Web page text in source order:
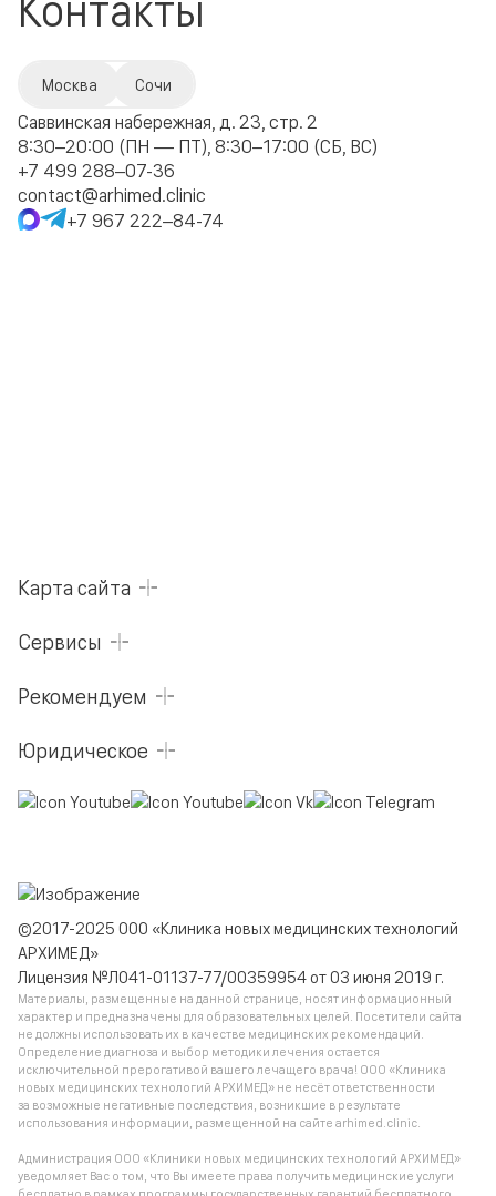
Москва Сочи
Саввинская набережная, д. 23, стр. 2
8:30–20:00 (ПН — ПТ), 8:30–17:00 (СБ, ВС)
+7 499 288–07-36
contact@arhimed.clinic
+7 967 222–84-74
Карта сайта
Сервисы
Рекомендуем
Юридическое
©2017-2025 ООО «Клиника новых медицинских технологий
АРХИМЕД»
Лицензия №Л041-01137-77/00359954 от 03 июня 2019 г.
Материалы, размещенные на данной странице, носят информационный
характер и предназначены для образовательных целей. Посетители сайта
не должны использовать их в качестве медицинских рекомендаций.
Определение диагноза и выбор методики лечения остается
исключительной прерогативой вашего лечащего врача! ООО «Клиника
новых медицинских технологий АРХИМЕД» не несёт ответственности
за возможные негативные последствия, возникшие в результате
использования информации, размещенной на сайте arhimed.clinic.
Администрация ООО «Клиники новых медицинских технологий АРХИМЕД»
уведомляет Вас о том, что Вы имеете права получить медицинские услуги